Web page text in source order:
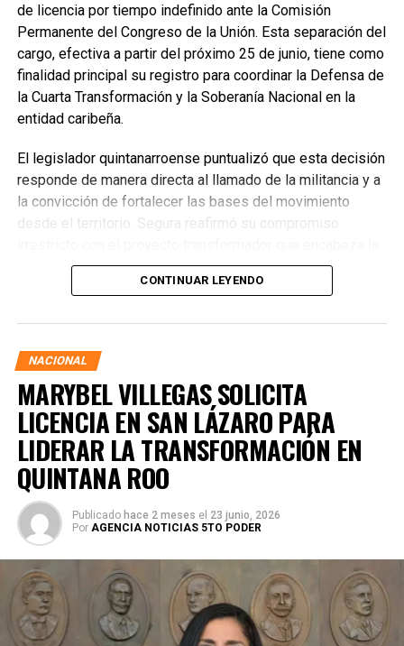
de licencia por tiempo indefinido ante la Comisión
Permanente del Congreso de la Unión. Esta separación del
cargo, efectiva a partir del próximo 25 de junio, tiene como
finalidad principal su registro para coordinar la Defensa de
la Cuarta Transformación y la Soberanía Nacional en la
entidad caribeña.
El legislador quintanarroense puntualizó que esta decisión
responde de manera directa al llamado de la militancia y a
la convicción de fortalecer las bases del movimiento
desde el territorio. Segura reafirmó su compromiso
presidenta de la República, Claudia Sheinbaum Pardo,
asegurando que la consolidación del bienestar social
Durante su encargo en la Cámara Alta, Gino Segura centró
su agenda legislativa en iniciativas orientadas a
CONTINUAR LEYENDO
NACIONAL
MARYBEL VILLEGAS SOLICITA
LICENCIA EN SAN LÁZARO PARA
LIDERAR LA TRANSFORMACIÓN EN
QUINTANA ROO
Publicado hace 2 meses el 23 junio, 2026
Por AGENCIA NOTICIAS 5TO PODER